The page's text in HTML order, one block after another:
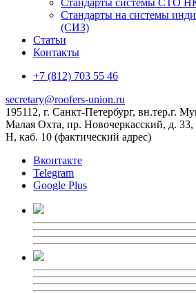
Стандарты системы СТО
Стандарты на системы
(СИЗ)
Статьи
Контакты
+7 (812) 703 55 46
secretary@roofers-union.ru
195112, г. Санкт-Петербург, вн.тер.г.
Малая Охта, пр. Новочеркасский, д.
Н, каб. 10 (фактический адрес)
Вконтакте
Telegram
Google Plus